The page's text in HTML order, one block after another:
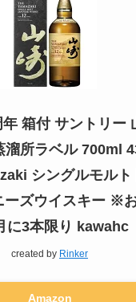
箱付 サントリー
溜所ラベル 700ml
シングルモルト
ーズウイスキー ※
に3本限り kawahc
created by Rinker
Amazon